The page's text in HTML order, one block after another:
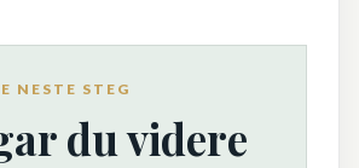
NESTE STEG
du videre